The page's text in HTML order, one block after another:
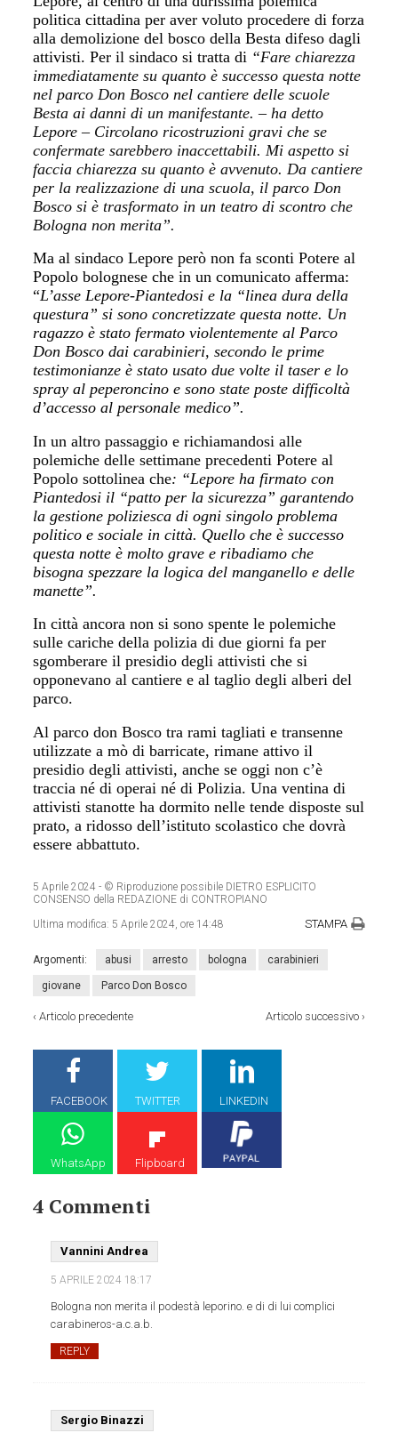
politica cittadina per aver voluto procedere di forza
alla demolizione del bosco della Besta difeso dagli
attivisti. Per il sindaco si tratta di “Fare chiarezza
immediatamente su quanto è successo questa notte
nel parco Don Bosco nel cantiere delle scuole
Besta ai danni di un manifestante. – ha detto
Lepore – Circolano ricostruzioni gravi che se
confermate sarebbero inaccettabili. Mi aspetto si
faccia chiarezza su quanto è avvenuto. Da cantiere
per la realizzazione di una scuola, il parco Don
Bosco si è trasformato in un teatro di scontro che
Bologna non merita”.
Ma al sindaco Lepore però non fa sconti Potere al
Popolo bolognese che in un comunicato afferma:
“L’asse Lepore-Piantedosi e la “linea dura della
questura” si sono concretizzate questa notte. Un
ragazzo è stato fermato violentemente al Parco
Don Bosco dai carabinieri, secondo le prime
testimonianze è stato usato due volte il taser e lo
spray al peperoncino e sono state poste difficoltà
d’accesso al personale medico”.
In un altro passaggio e richiamandosi alle
polemiche delle settimane precedenti Potere al
Popolo sottolinea che: “Lepore ha firmato con
Piantedosi il “patto per la sicurezza” garantendo
la gestione poliziesca di ogni singolo problema
politico e sociale in città. Quello che è successo
questa notte è molto grave e ribadiamo che
bisogna spezzare la logica del manganello e delle
manette”.
In città ancora non si sono spente le polemiche
sulle cariche della polizia di due giorni fa per
sgomberare il presidio degli attivisti che si
opponevano al cantiere e al taglio degli alberi del
parco.
Al parco don Bosco tra rami tagliati e transenne
utilizzate a mò di barricate, rimane attivo il
presidio degli attivisti, anche se oggi non c’è
traccia né di operai né di Polizia. Una ventina di
attivisti stanotte ha dormito nelle tende disposte sul
prato, a ridosso dell’istituto scolastico che dovrà
essere abbattuto.
5 Aprile 2024 - © Riproduzione possibile DIETRO ESPLICITO
CONSENSO della REDAZIONE di CONTROPIANO
Ultima modifica: 5 Aprile 2024, ore 14:48 STAMPA
Argomenti: abusi arresto bologna carabinieri
giovane Parco Don Bosco
‹Articolo precedente Articolo successivo›
FACEBOOK TWITTER LINKEDIN
WhatsApp Flipboard
4 Commenti
Vannini Andrea
5 APRILE 2024 18:17
Bologna non merita il podestà leporino. e di di lui complici
carabineros-a.c.a.b.
REPLY
Sergio Binazzi